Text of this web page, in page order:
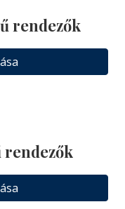
rendezők
rendezők